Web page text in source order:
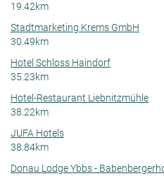
19.42km
Stadtmarketing Krems GmbH
30.49km
Hotel Schloss Haindorf
35.23km
Hotel-Restaurant Liebnitzmühle
38.22km
JUFA Hotels
38.84km
Donau Lodge Ybbs -